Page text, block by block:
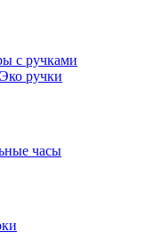
с ручками
Эко ручки
часы